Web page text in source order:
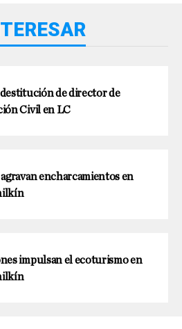
de director de
Civil en LC
encharcamientos en
impulsan el ecoturismo en